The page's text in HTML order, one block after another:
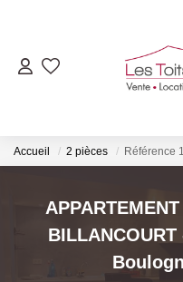
Accueil 2 pièces Référence